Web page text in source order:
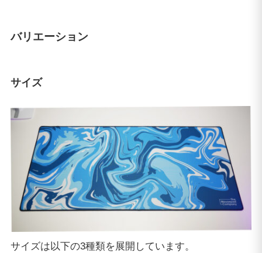
バリエーション
サイズ
サイズは以下の3種類を展開しています。